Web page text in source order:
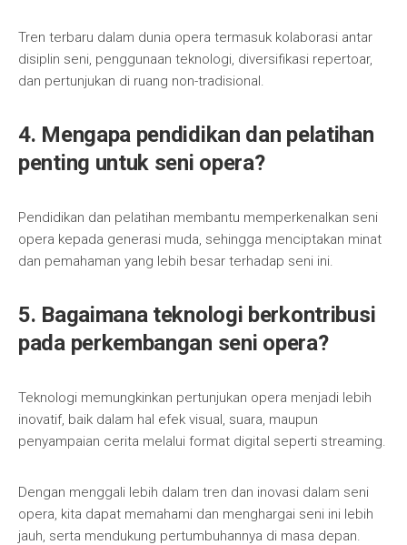
Tren terbaru dalam dunia opera termasuk kolaborasi antar
disiplin seni, penggunaan teknologi, diversifikasi repertoar,
dan pertunjukan di ruang non-tradisional.
4. Mengapa pendidikan dan pelatihan
penting untuk seni opera?
Pendidikan dan pelatihan membantu memperkenalkan seni
opera kepada generasi muda, sehingga menciptakan minat
dan pemahaman yang lebih besar terhadap seni ini.
5. Bagaimana teknologi berkontribusi
pada perkembangan seni opera?
Teknologi memungkinkan pertunjukan opera menjadi lebih
inovatif, baik dalam hal efek visual, suara, maupun
penyampaian cerita melalui format digital seperti streaming.
Dengan menggali lebih dalam tren dan inovasi dalam seni
opera, kita dapat memahami dan menghargai seni ini lebih
jauh, serta mendukung pertumbuhannya di masa depan.